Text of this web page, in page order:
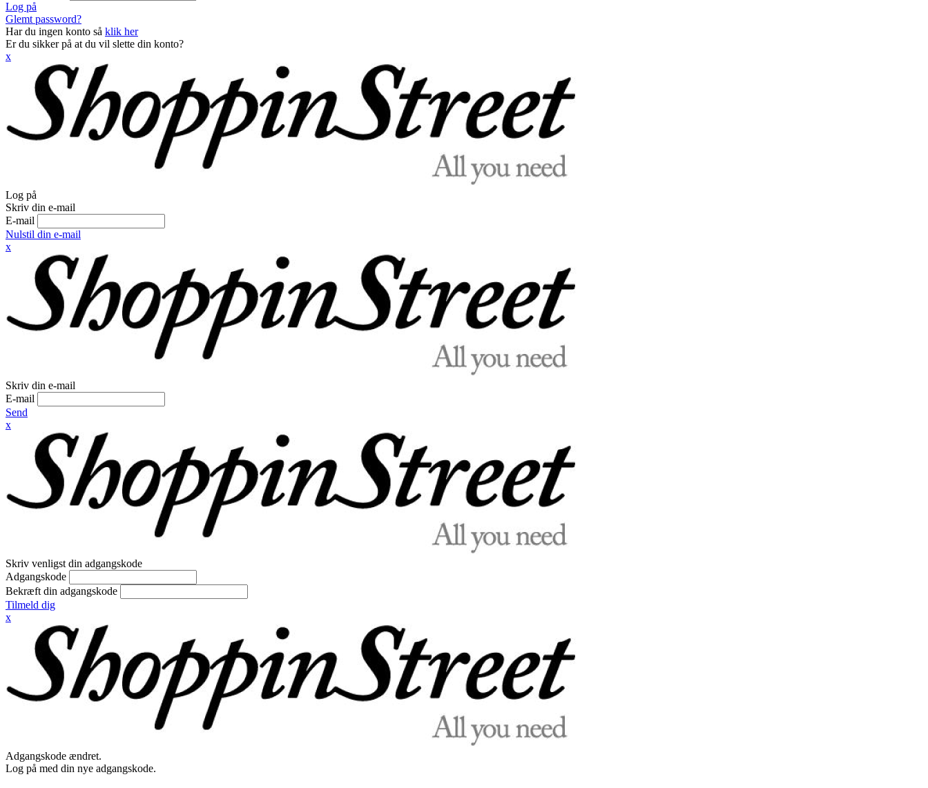
Log på
Glemt password?
Har du ingen konto så klik her
Er du sikker på at du vil slette din konto?
x
Log på
Skriv din e-mail
E-mail
Nulstil din e-mail
x
Skriv din e-mail
E-mail
Send
x
Skriv venligst din adgangskode
Adgangskode
Bekræft din adgangskode
Tilmeld dig
x
Adgangskode ændret.
Log på med din nye adgangskode.